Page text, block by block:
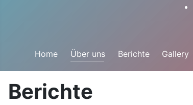
Home Über uns Berichte Gallery
Berichte